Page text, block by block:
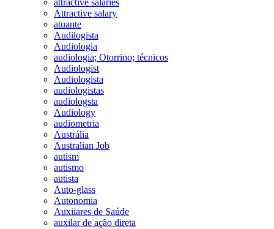
Attractive salary
atuante
Audilogista
Audiologia
audiologia; Otorrino; técnicos
Audiologist
Audiologista
audiologistas
audiologsta
Audiology
audiometria
Austrália
Australian Job
autism
autismo
autista
Auto-glass
Autonomia
Auxiiares de Saúde
auxilar de ação direta